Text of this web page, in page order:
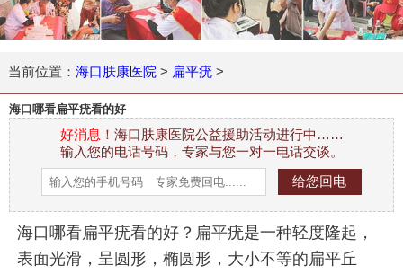
当前位置： 海口肤康医院 > 扁平疣>
海口哪看扁平疣看的好
好消息！ 海口肤康医院公益援助活动进行中……
输入您的电话号码，专家与您一对一电话交谈。
海口哪看扁平疣看的好？扁平疣是一种轻度隆起，
表面光滑，呈圆形，椭圆形，大小不等的扁平丘